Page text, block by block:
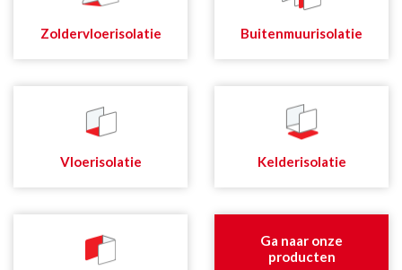
Zoldervloerisolatie Buitenmuurisolatie
Vloerisolatie Kelderisolatie
Ga naar onze
producten